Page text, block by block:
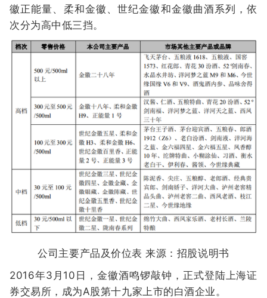
徽正能量、柔和金徽、世纪金徽和金徽曲酒系列，依
次分为高中低三挡。
公司主要产品及价位表 来源：招股说明书
2016年3月10日，金徽酒鸣锣敲钟，正式登陆上海证
券交易所，成为A股第十九家上市的白酒企业。